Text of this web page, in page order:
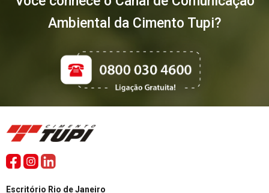
Ambiental da Cimento Tupi?
Escritório Rio de Janeiro